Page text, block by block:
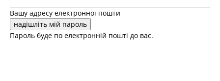
Вашу адресу електронної пошти
Пароль буде по електронній пошті до вас.